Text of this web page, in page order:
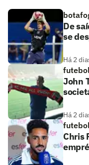
De
se
Há 2
John
Há 2
Chris